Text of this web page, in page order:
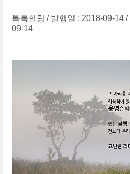
톡톡힐링 발행일 : 2018-09-14
09-14